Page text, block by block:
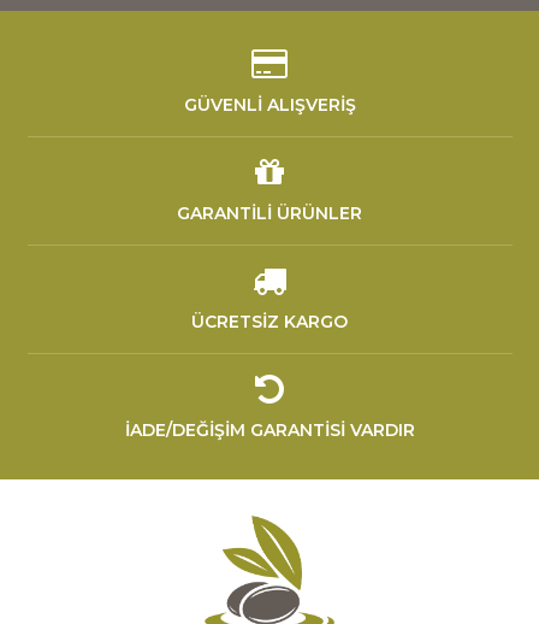
GÜVENLİ ALIŞVERİŞ
GARANTİLİ ÜRÜNLER
ÜCRETSİZ KARGO
İADE/DEĞİŞİM GARANTİSİ VARDIR